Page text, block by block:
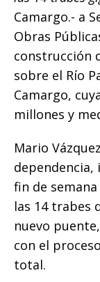
e
b
o
o
k
te
r
l
Camargo.- a
Obras
construcción
sobre el Río
Camargo,
millones y
Mario
fin de
las 14 trabes
nuevo
con el
total.